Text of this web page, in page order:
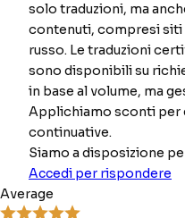
solo traduzioni, ma
contenuti, compresi siti
russo. Le traduzioni
sono disponibili su
in base al volume, ma
Applichiamo sconti per
continuative.
Siamo a disposizione
Accedi per rispondere
Average